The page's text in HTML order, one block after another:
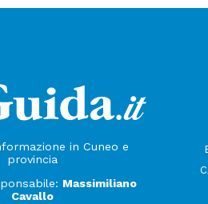
in Cuneo e
provincia
Massimiliano
Cavallo